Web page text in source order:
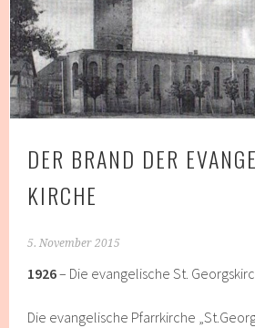
DER BRAND DER
KIRCHE
5. November 2015
1926– Die evangelische St.
Die evangelische Pfarrkirche